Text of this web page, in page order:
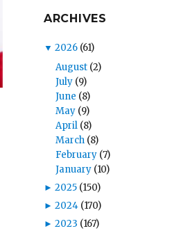
ARCHIVES
▼ 2026 (61)
August (2)
July (9)
June (8)
May (9)
April (8)
March (8)
February (7)
January (10)
► 2025 (150)
► 2024 (170)
► 2023 (167)